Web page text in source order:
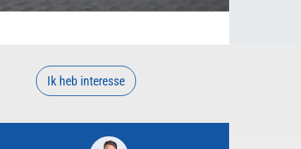
Ik heb interesse